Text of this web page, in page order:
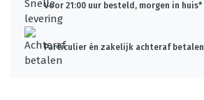
Voor 21:00 uur besteld, morgen in huis*
Particulier én zakelijk achteraf betalen